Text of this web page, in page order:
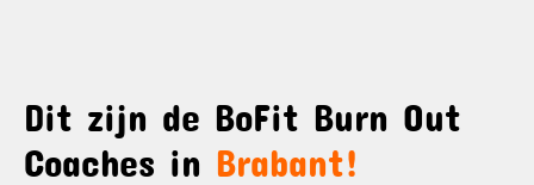
Dit zijn de BoFit Burn Out
Coaches in Brabant!